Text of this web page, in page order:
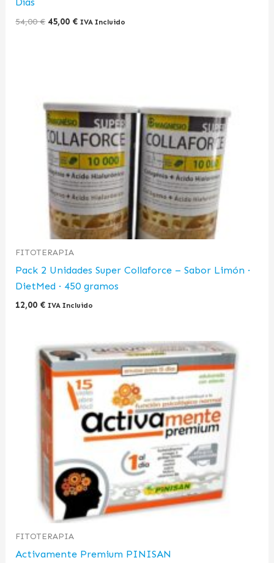
Días
54,00€ 45,00 € IVA Incluido
FITOTERAPIA
Pack 2 Unidades Super Collaforce – Sabor Limón ·
DietMed · 450 gramos
12,00 € IVA Incluido
FITOTERAPIA
Activamente Premium PINISAN